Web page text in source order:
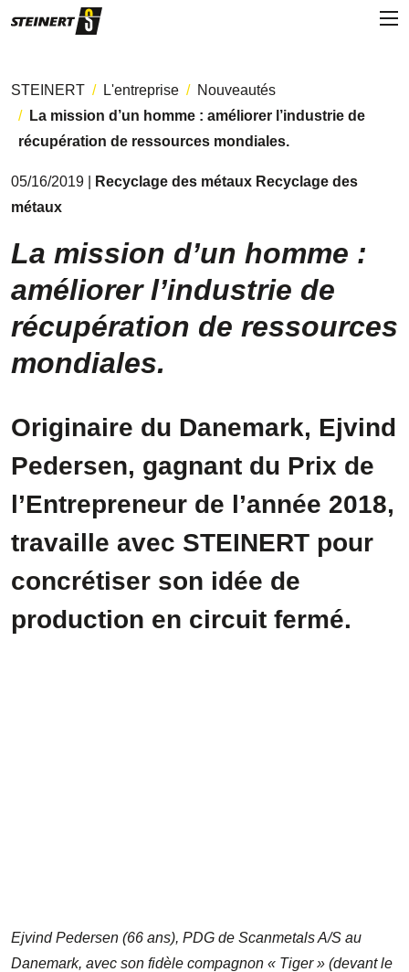
STEINERT L'entreprise
Nouveautés
La mission d’un homme : améliorer l’industrie de
récupération de ressources mondiales.
05/16/2019 |
Recyclage des métaux Recyclage des
métaux
La mission d’un homme :
améliorer l’industrie de
récupération de ressources
mondiales.
Originaire du Danemark, Ejvind
Pedersen, gagnant du Prix de
l’Entrepreneur de l’année 2018,
travaille avec STEINERT pour
concrétiser son idée de
production en circuit fermé.
Ejvind Pedersen (66 ans), PDG de Scanmetals A/S au
Danemark, avec son fidèle compagnon « Tiger » (devant le